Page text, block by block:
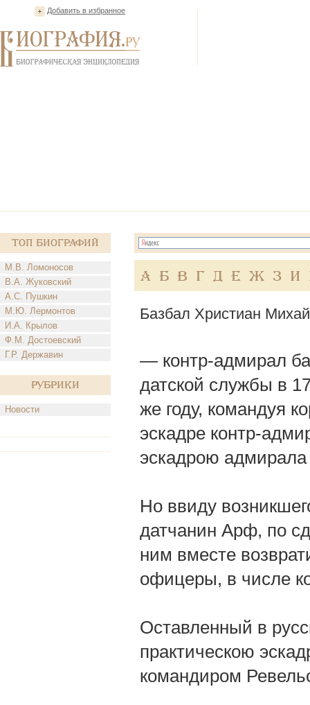
Добавить в избранное
Топ Биографий
М.В. Ломоносов
В.А. Жуковский
А.С. Пушкин
М.Ю. Лермонтов
И.А. Крылов
Ф.М. Достоевский
Г.Р. Державин
Рубрики
Новости
А Б В Г Д Е Ж З И
Базбал Христиан
— контр-адмирал
датской службы в
же году, командуя
эскадре контр-
эскадрою
Но ввиду
датчанин Арф, по
ним вместе
офицеры, в числе
Оставленный в
практическою
командиром